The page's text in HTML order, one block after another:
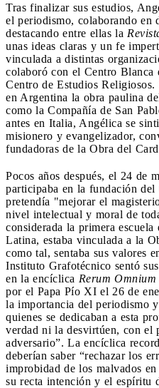
Tras finalizar sus estudios,
el periodismo, colaborando en
destacando entre ellas la
unas ideas claras y un fe
vinculada a distintas
colaboró con el Centro Blanca
Centro de Estudios Religiosos.
en Argentina la obra paulina
como la Compañía de San
antes en Italia, Angélica se
misionero y evangelizador,
fundadoras de la Obra del
Pocos años después, el 24 de
participaba en la fundación
pretendía "mejorar el
nivel intelectual y moral de
considerada la primera
Latina, estaba vinculada a la
como tal, sentaba sus valores
Instituto Grafotécnico sentó
en la encíclica Rerum
por el Papa Pío XI el 26 de
la importancia del periodismo
quienes se dedicaban a esta
verdad ni la desvirtúen, con el
adversario”. La encíclica
deberían saber “rechazar los
improbidad de los malvados
su recta intención y el espíritu